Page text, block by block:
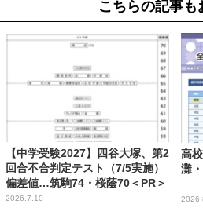
こちらの記事も
【中学受験2027】四谷大塚、第2
回合不合判定テスト（7/5実施）
偏差値…筑駒74・桜蔭70＜PR＞
2026.7.10
高
灘